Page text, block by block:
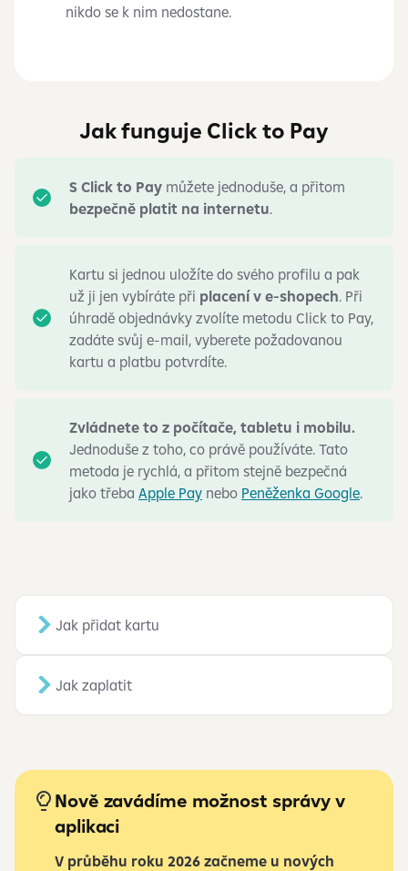
nikdo se k nim nedostane.
Jak funguje Click to Pay
S Click to Pay můžete jednoduše, a přitom
bezpečně platit na internetu.
Kartu si jednou uložíte do svého profilu a pak
už ji jen vybíráte při placení v e-shopech. Při
úhradě objednávky zvolíte metodu Click to Pay,
zadáte svůj e-mail, vyberete požadovanou
kartu a platbu potvrdíte.
Zvládnete to z počítače, tabletu i mobilu.
Jednoduše z toho, co právě používáte. Tato
metoda je rychlá, a přitom stejně bezpečná
jako třeba Apple Pay nebo Peněženka Google.
Jak přidat kartu
Jak zaplatit
Nově zavádíme možnost správy v
aplikaci
V průběhu roku 2026 začneme u nových